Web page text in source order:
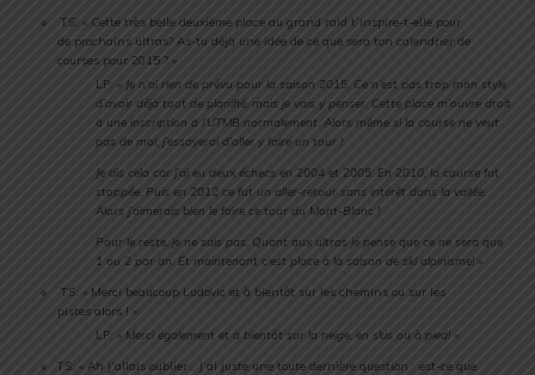
TS: « Cette très belle deuxième place au grand raid t’inspire-t-elle pour
de prochains ultras? As-tu déjà une idée de ce que sera ton calendrier de
courses pour 2015 ? »
LP: « Je n’ai rien de prévu pour la saison 2015. Ce n’est pas trop mon style
d’avoir déjà tout de planifié, mais je vais y penser. Cette place m’ouvre droit
à une inscription à l’UTMB normalement. Alors même si la course ne veut
pas de moi, j’essayerai d’aller y faire un tour !
Je dis cela car j’ai eu deux échecs en 2004 et 2005. En 2010, la course fut
stoppée. Puis en 2012 ce fut un aller-retour sans intérêt dans la vallée.
Alors j’aimerais bien le faire ce tour du Mont-Blanc !
Pour le reste, je ne sais pas. Quant aux ultras je pense que ce ne sera que
1 ou 2 par an. Et maintenant c’est place à la saison de ski alpinisme! »
TS: « Merci beaucoup Ludovic et à bientôt sur les chemins ou sur les
pistes alors ! »
LP: « Merci également et à bientôt sur la neige, en skis ou à pied! »
TS: « Ah j’allais oublier… J’ai juste une toute dernière question : est-ce que